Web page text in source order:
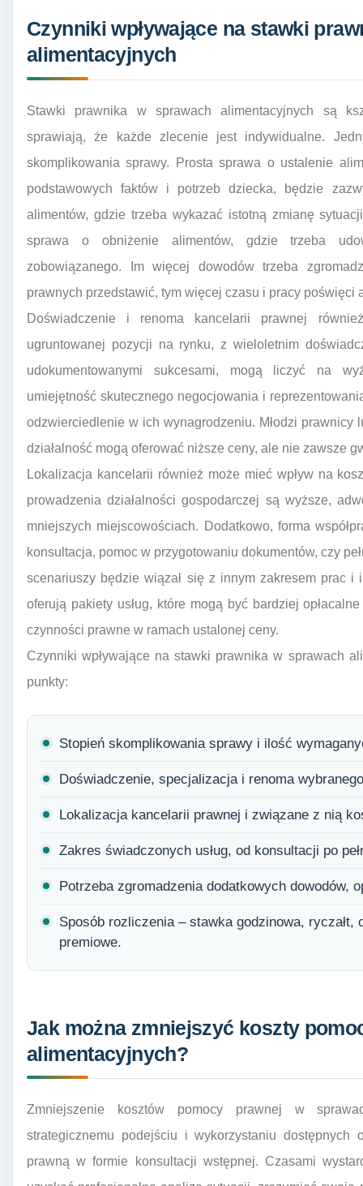
Czynniki wpływające na stawki
alimentacyjnych
Stawki prawnika w sprawach alimentacyjnych są
sprawiają, że każde zlecenie jest indywidualne.
skomplikowania sprawy. Prosta sprawa o ustalenie
podstawowych faktów i potrzeb dziecka, będzie
alimentów, gdzie trzeba wykazać istotną zmianę
sprawa o obniżenie alimentów, gdzie trzeba
zobowiązanego. Im więcej dowodów trzeba
prawnych przedstawić, tym więcej czasu i pracy poświęci
Doświadczenie i renoma kancelarii prawnej
ugruntowanej pozycji na rynku, z wieloletnim
udokumentowanymi sukcesami, mogą liczyć na
umiejętność skutecznego negocjowania i
odzwierciedlenie w ich wynagrodzeniu. Młodzi
działalność mogą oferować niższe ceny, ale nie zawsze
Lokalizacja kancelarii również może mieć wpływ na
prowadzenia działalności gospodarczej są wyższe,
mniejszych miejscowościach. Dodatkowo, forma
konsultacja, pomoc w przygotowaniu dokumentów, czy
scenariuszy będzie wiązał się z innym zakresem prac i
oferują pakiety usług, które mogą być bardziej
czynności prawne w ramach ustalonej ceny.
Czynniki wpływające na stawki prawnika w sprawach
punkty:
Stopień skomplikowania sprawy i ilość
Doświadczenie, specjalizacja i renoma
Lokalizacja kancelarii prawnej i związane z nią
Zakres świadczonych usług, od konsultacji po
Potrzeba zgromadzenia dodatkowych dowodów,
Sposób rozliczenia – stawka godzinowa, ryczałt,
premiowe.
Jak można zmniejszyć koszty
alimentacyjnych?
Zmniejszenie kosztów pomocy prawnej w
strategicznemu podejściu i wykorzystaniu
prawną w formie konsultacji wstępnej. Czasami